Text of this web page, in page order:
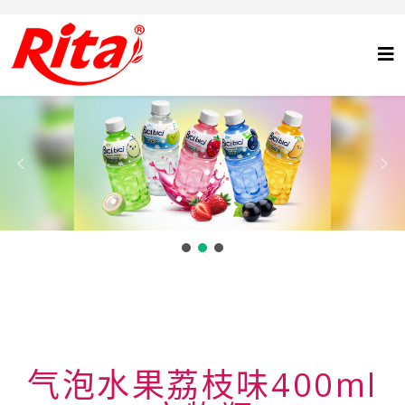
气泡水果荔枝味400ml